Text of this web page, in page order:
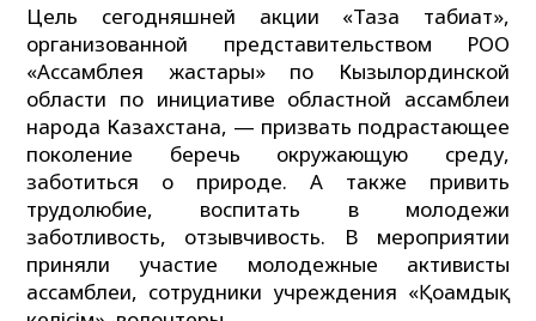
Цель сегодняшней акции «Таза табиғат»,
организованной представительством РОО
«Ассамблея жастары» по Кызылординской
области по инициативе областной ассамблеи
народа Казахстана, — призвать подрастающее
поколение беречь окружающую среду,
заботиться о природе. А также привить
трудолюбие, воспитать в молодежи
заботливость, отзывчивость. В мероприятии
приняли участие молодежные активисты
ассамблеи, сотрудники учреждения «Қоғамдық